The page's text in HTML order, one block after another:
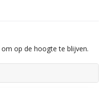
op de hoogte te blijven.